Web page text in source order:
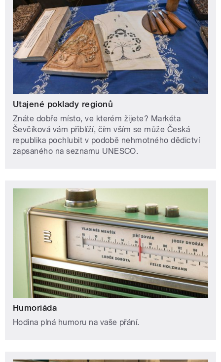
Utajené poklady regionů
Znáte dobře místo, ve kterém žijete? Markéta
Ševčíková vám přiblíží, čím vším se může Česká
republika pochlubit v podobě nehmotného dědictví
zapsaného na seznamu UNESCO.
Humoriáda
Hodina plná humoru na vaše přání.